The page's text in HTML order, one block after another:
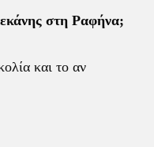
στη Ραφήνα;
και το αν